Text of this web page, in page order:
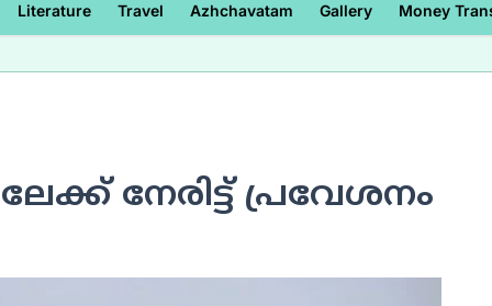
Literature Travel Azhchavatam Gallery Money
നേരിട്ട് പ്രവേശനം